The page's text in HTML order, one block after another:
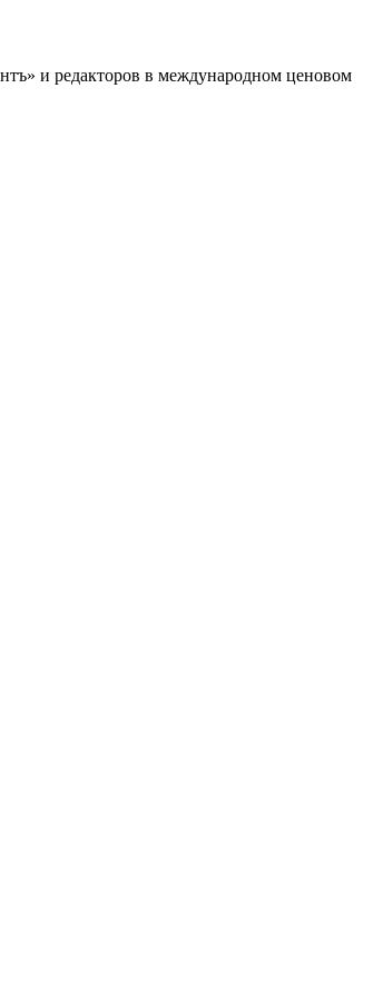
и редакторов в международном ценовом